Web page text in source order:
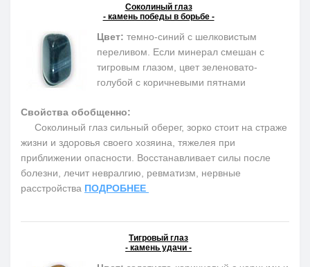
Соколиный глаз
- камень победы в борьбе -
Цвет: темно-синий с шелковистым
переливом. Если минерал смешан с
тигровым глазом, цвет зеленовато-
голубой с коричневыми пятнами
Свойства обобщенно:
Соколиный глаз сильный оберег, зорко стоит на страже
жизни и здоровья своего хозяина, тяжелея при
приближении опасности. Восстанавливает силы после
болезни, лечит невралгию, ревматизм, нервные
расстройства ПОДРОБНЕЕ
Тигровый глаз
- камень удачи -